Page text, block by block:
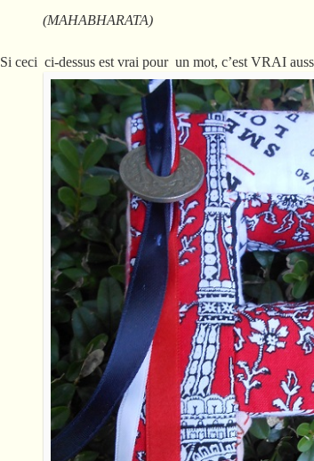
(MAHABHARATA)
Si ceci ci-dessus est vrai pour un mot, c’est VRAI